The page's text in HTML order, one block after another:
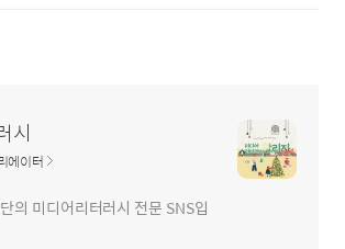
시
에이터
의 미디어리터러시 전문 SNS입